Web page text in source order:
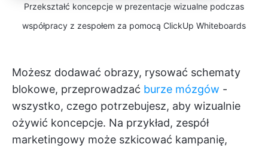
Przekształć koncepcje w prezentacje wizualne podczas
współpracy z zespołem za pomocą ClickUp Whiteboards
Możesz dodawać obrazy, rysować schematy
blokowe, przeprowadzać burze mózgów -
wszystko, czego potrzebujesz, aby wizualnie
ożywić koncepcje. Na przykład, zespół
marketingowy może szkicować kampanię,